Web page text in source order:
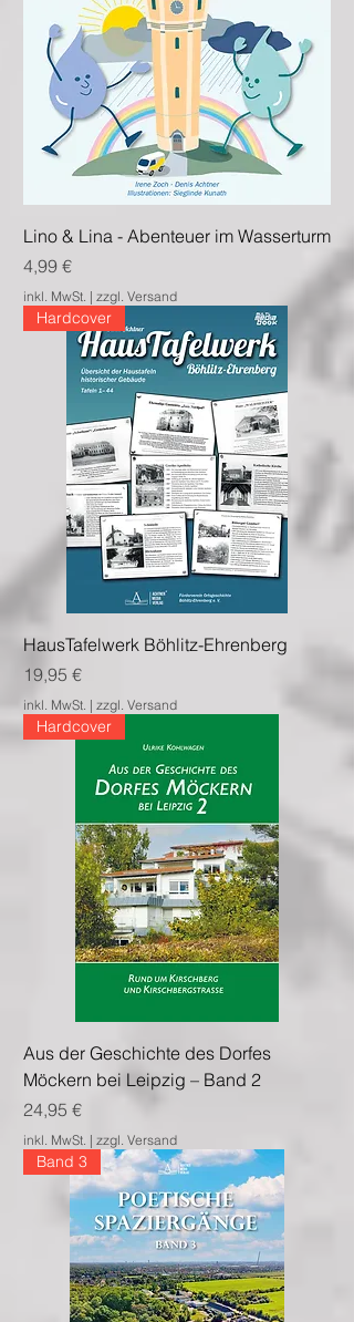
Lino & Lina - Abenteuer im Wasserturm
Preis
4,99 €
inkl. MwSt. | zzgl. Versand
Hardcover
HausTafelwerk Böhlitz-Ehrenberg
Preis
19,95 €
inkl. MwSt. | zzgl. Versand
Hardcover
Aus der Geschichte des Dorfes
Möckern bei Leipzig – Band 2
Preis
24,95 €
inkl. MwSt. | zzgl. Versand
Band 3